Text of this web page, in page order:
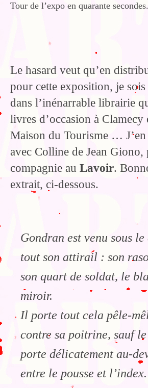
Tour de l’expo en quarante secondes.
Le hasard veut qu’en
pour cette exposition, je
dans l’inénarrable librairie
livres d’occasion à Clamecy
Maison du Tourisme … J’en
avec Colline de Jean
compagnie au Lavoir.
extrait, ci-dessous.
Gondran est venu sous le
tout son attirail : son
son quart de soldat, le
miroir.
Il porte tout cela pêle-
contre sa poitrine, sauf
porte délicatement au-
entre le pousse et l’index.